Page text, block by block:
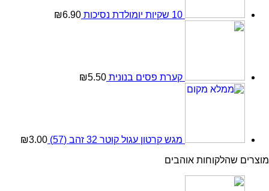
₪6.90
קערת פסים בנונית ₪5.50
מגש קרטון עגול קוטר 32 זהב (57) ₪3.00
אוהבים